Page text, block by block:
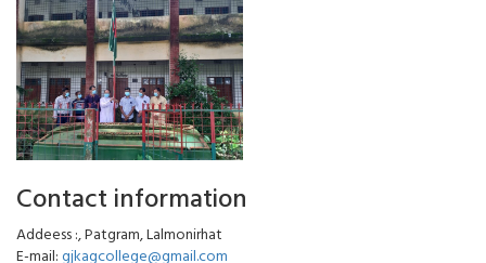
Contact information
Addeess :, Patgram, Lalmonirhat
E-mail:gjkagcollege@gmail.com